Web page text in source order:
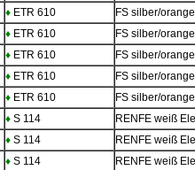
♦ ETR 610 FS silber/
♦ ETR 610 FS silber/
♦ ETR 610 FS silber/
♦ ETR 610 FS silber/
♦ ETR 610 FS silber/
♦ S 114 RENFE weiß
♦ S 114 RENFE weiß
♦ S 114 RENFE weiß